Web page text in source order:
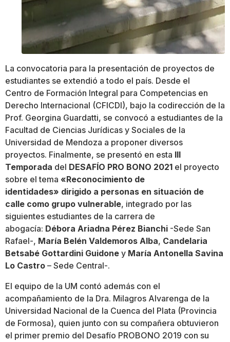
La convocatoria para la presentación de proyectos de
estudiantes se extendió a todo el país. Desde el
Centro de Formación Integral para Competencias en
Derecho Internacional (CFICDI), bajo la codirección de la
Prof. Georgina Guardatti, se convocó a estudiantes de la
Facultad de Ciencias Jurídicas y Sociales de la
Universidad de Mendoza a proponer diversos
proyectos. Finalmente, se presentó en esta III
Temporada del DESAFÍO PRO BONO 2021 el proyecto
sobre el tema «Reconocimiento de
identidades» dirigido a personas en situación de
calle como grupo vulnerable, integrado por las
siguientes estudiantes de la carrera de
abogacía: Débora Ariadna Pérez Bianchi -Sede San
Rafael-, María Belén Valdemoros Alba, Candelaria
Betsabé Gottardini Guidone y María Antonella Savina
Lo Castro – Sede Central-.
El equipo de la UM contó además con el
acompañamiento de la Dra. Milagros Alvarenga de la
Universidad Nacional de la Cuenca del Plata (Provincia
de Formosa), quien junto con su compañera obtuvieron
el primer premio del Desafío PROBONO 2019 con su